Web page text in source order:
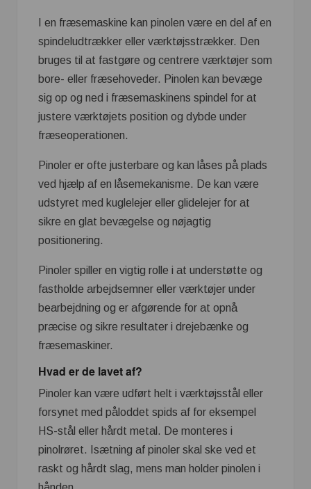
I en fræsemaskine kan pinolen være en del af en
spindeludtrækker eller værktøjsstrækker. Den
bruges til at fastgøre og centrere værktøjer som
bore- eller fræsehoveder. Pinolen kan bevæge
sig op og ned i fræsemaskinens spindel for at
justere værktøjets position og dybde under
fræseoperationen.
Pinoler er ofte justerbare og kan låses på plads
ved hjælp af en låsemekanisme. De kan være
udstyret med kuglelejer eller glidelejer for at
sikre en glat bevægelse og nøjagtig
positionering.
Pinoler spiller en vigtig rolle i at understøtte og
fastholde arbejdsemner eller værktøjer under
bearbejdning og er afgørende for at opnå
præcise og sikre resultater i drejebænke og
fræsemaskiner.
Hvad er de lavet af?
Pinoler kan være udført helt i værktøjsstål eller
forsynet med påloddet spids af for eksempel
HS-stål eller hårdt metal. De monteres i
pinolrøret. Isætning af pinoler skal ske ved et
raskt og hårdt slag, mens man holder pinolen i